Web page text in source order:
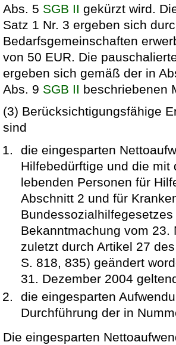
Abs. 5 SGB II gekürzt wird.
Satz 1 Nr. 3 ergeben sich
Bedarfsgemeinschaften
von 50 EUR. Die
ergeben sich gemäß der in
Abs. 9 SGB II beschriebenen
(3) Berücksichtigungsfähige
sind
die eingesparten
Hilfebedürftige und die
lebenden Personen für
Abschnitt 2 und für
Bekanntmachung vom 23.
zuletzt durch Artikel 27
S. 818, 835) geändert
31. Dezember 2004
die eingesparten
Durchführung der in
Die eingesparten